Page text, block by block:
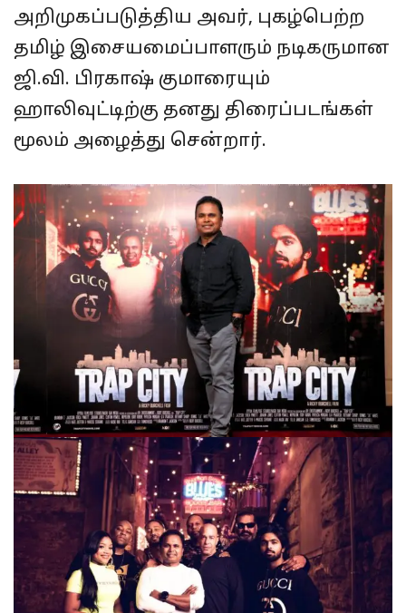
அறிமுகப்படுத்திய அவர், புகழ்பெற்ற
தமிழ் இசையமைப்பாளரும் நடிகருமான
ஜி.வி. பிரகாஷ் குமாரையும்
ஹாலிவுட்டிற்கு தனது திரைப்படங்கள்
மூலம் அழைத்து சென்றார்.